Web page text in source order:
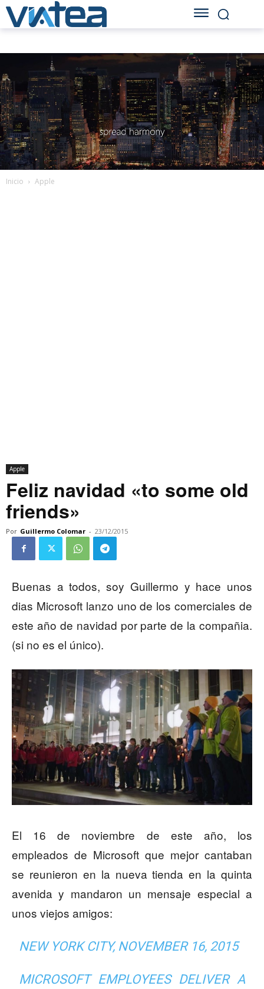
Inicio Apple
Apple
Feliz navidad «to some old
friends»
Por Guillermo Colomar - 23/12/2015
Buenas a todos, soy Guillermo y hace unos
dias Microsoft lanzo uno de los comerciales de
este año de navidad por parte de la compañia.
(si no es el único).
El 16 de noviembre de este año, los
empleados de Microsoft que mejor cantaban
se reunieron en la nueva tienda en la quinta
avenida y mandaron un mensaje especial a
unos viejos amigos:
NEW YORK CITY, NOVEMBER 16, 2015
MICROSOFT EMPLOYEES DELIVER A